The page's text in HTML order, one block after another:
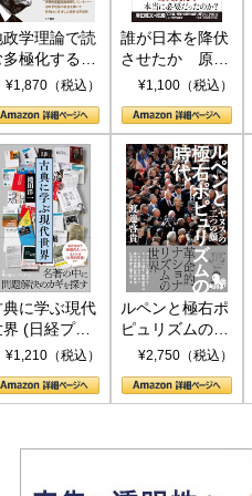
政学理論で読
多極化する世
トランプと
¥1,870（税込）
誰が日本を降伏
させたか 原爆
投下、ソ連参
(PHP新書)
¥1,100（税込）
典に学ぶ現代
界 (日経プレ
アシリーズ)
¥1,210（税込）
ルペンと極右ポ
ピュリズムの時
代：〈ヤヌス〉
¥2,750（税込）